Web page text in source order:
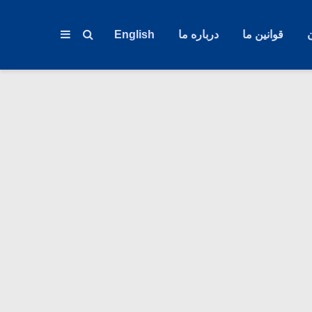
قوانین ما درباره ما English